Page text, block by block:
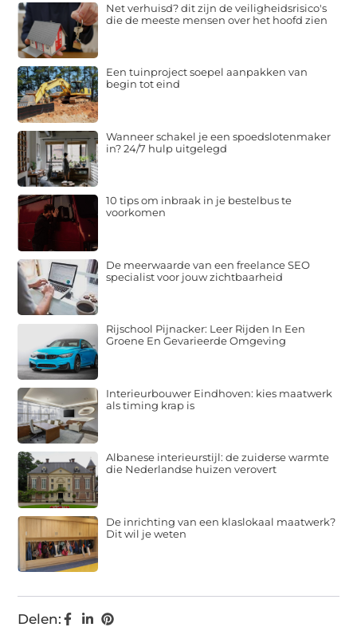
Delen:
Net verhuisd? dit zijn de veiligheidsrisico's
die de meeste mensen over het hoofd zien
Een tuinproject soepel aanpakken van
begin tot eind
Wanneer schakel je een spoedslotenmaker
in? 24/7 hulp uitgelegd
10 tips om inbraak in je bestelbus te
voorkomen
De meerwaarde van een freelance SEO
specialist voor jouw zichtbaarheid
Rijschool Pijnacker: Leer Rijden In Een
Groene En Gevarieerde Omgeving
Interieurbouwer Eindhoven: kies maatwerk
als timing krap is
Albanese interieurstijl: de zuiderse warmte
die Nederlandse huizen verovert
De inrichting van een klaslokaal maatwerk?
Dit wil je weten